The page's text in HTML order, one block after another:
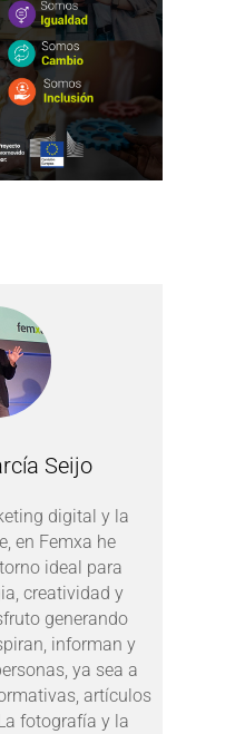
Seijo
digital y la
en Femxa he
ideal para
creatividad y
generando
informan y
ya sea a
artículos
fotografía y la